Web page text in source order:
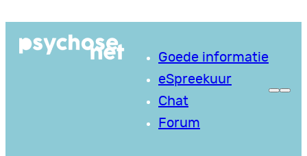
naar
Goede informatie
eSpreekuur
Chat
Forum